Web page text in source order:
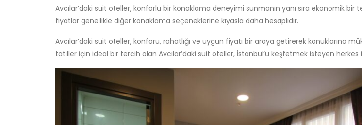
Avcılar’daki suit oteller, konforlu bir konaklama deneyimi sunmanın yanı sıra ekonomik
fiyatlar genellikle diğer konaklama seçeneklerine kıyasla daha hesaplıdır.
Avcılar’daki suit oteller, konforu, rahatlığı ve uygun fiyatı bir araya getirerek konuklarına
tatiller için ideal bir tercih olan Avcılar’daki suit oteller, İstanbul’u keşfetmek isteyen